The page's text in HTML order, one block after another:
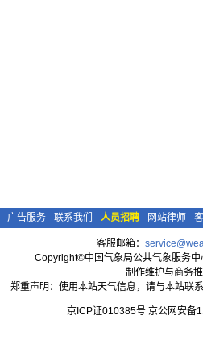
- 广告服务 - 联系我们 - 人员招聘 - 网站律师 -
客服邮箱：
Copyright©中国气象局公共气象服务
制作维护与商务
郑重声明：使用本站天气信息，请与本站联
京ICP证010385号 京公网安备